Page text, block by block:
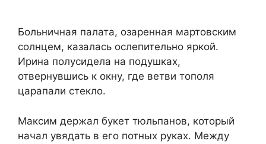
Больничная палата, озаренная мартовским
солнцем, казалась ослепительно яркой.
Ирина полусидела на подушках,
отвернувшись к окну, где ветви тополя
царапали стекло.
Максим держал букет тюльпанов, который
начал увядать в его потных руках. Между